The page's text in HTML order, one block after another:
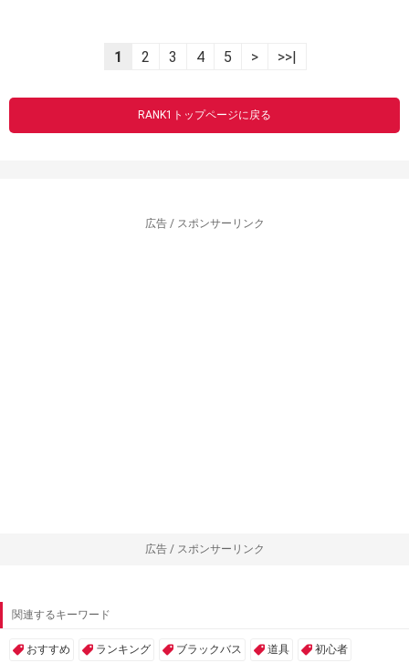
1 2 3 4 5 > >>|
RANK1トップページに戻る
広告 / スポンサーリンク
広告 / スポンサーリンク
関連するキーワード
おすすめ ランキング ブラックバス 道具 初心者